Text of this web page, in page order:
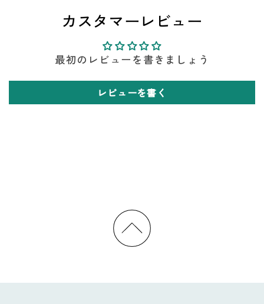
カスタマーレビュー
最初のレビューを書きましょう
レビューを書く